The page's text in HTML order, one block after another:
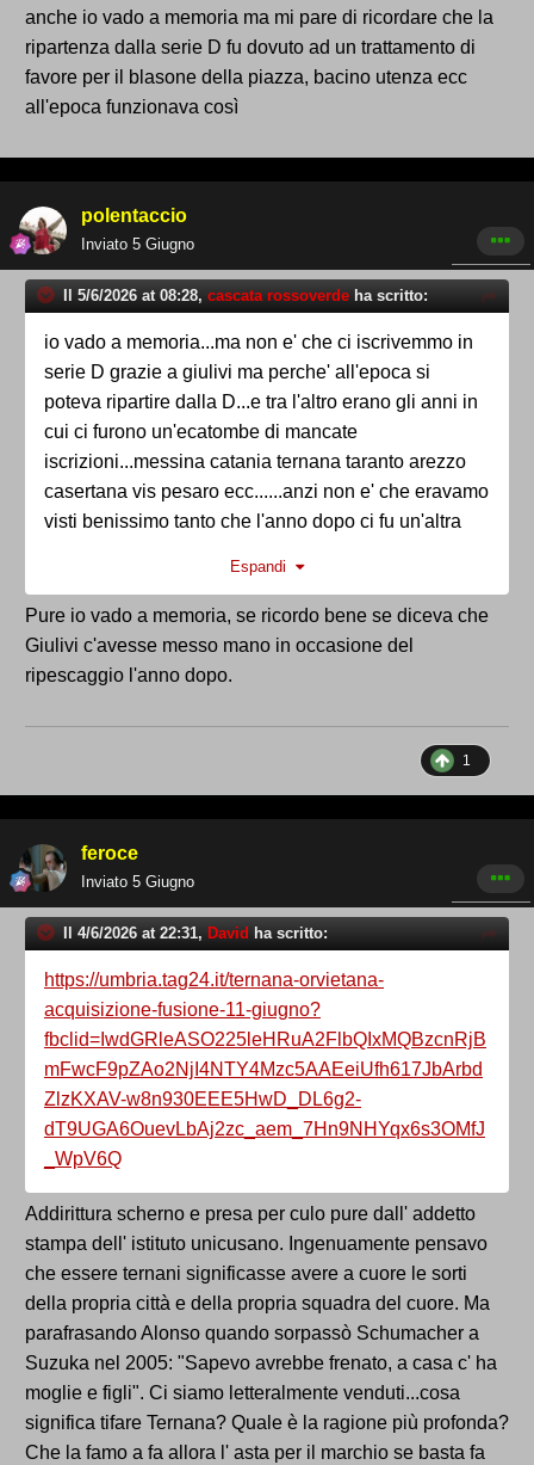
ripescata fu quella davanti a noi, l'albanova!!!!!!! e mi
ricordo che ci furono accettamenti il giorno dopo per
una squadra in bilico dui cui non ricordo il nome...se
saltava eravamo ripescati noi, cosa che ovviamente
serie D consecutivo
anche io vado a memoria ma mi pare di ricordare che la
ripartenza dalla serie D fu dovuto ad un trattamento di
favore per il blasone della piazza, bacino utenza ecc
all'epoca funzionava così
polentaccio
Inviato 5 Giugno
Il 5/6/2026 at 08:28, cascata rossoverde ha scritto:
io vado a memoria...ma non e' che ci iscrivemmo in
serie D grazie a giulivi ma perche' all'epoca si
poteva ripartire dalla D...e tra l'altro erano gli anni in
cui ci furono un'ecatombe di mancate
iscrizioni...messina catania ternana taranto arezzo
casertana vis pesaro ecc......anzi non e' che eravamo
visti benissimo tanto che l'anno dopo ci fu un'altra
fummo rpescati ...addirittura l'ultima squadra
ripescata fu quella davanti a noi, l'albanova!!!!!!! e mi
ricordo che ci furono accettamenti il giorno dopo per
una squadra in bilico dui cui non ricordo il nome...se
non avvenne e facemmo il secondo campionato di
Espandi
Pure io vado a memoria, se ricordo bene se diceva che
Giulivi c'avesse messo mano in occasione del
ripescaggio l'anno dopo.
1
feroce
Inviato 5 Giugno
Il 4/6/2026 at 22:31, David ha scritto:
https://umbria.tag24.it/ternana-orvietana-
acquisizione-fusione-11-giugno?
fbclid=IwdGRleASO225leHRuA2FlbQIxMQBzcnRjB
mFwcF9pZAo2NjI4NTY4Mzc5AAEeiUfh617JbArbd
ZlzKXAV-w8n930EEE5HwD_DL6g2-
dT9UGA6OuevLbAj2zc_aem_7Hn9NHYqx6s3OMfJ
_WpV6Q
Addirittura scherno e presa per culo pure dall' addetto
stampa dell' istituto unicusano. Ingenuamente pensavo
che essere ternani significasse avere a cuore le sorti
della propria città e della propria squadra del cuore. Ma
parafrasando Alonso quando sorpassò Schumacher a
Suzuka nel 2005: "Sapevo avrebbe frenato, a casa c' ha
moglie e figli". Ci siamo letteralmente venduti...cosa
significa tifare Ternana? Quale è la ragione più profonda?
Che la famo a fa allora l' asta per il marchio se basta fa